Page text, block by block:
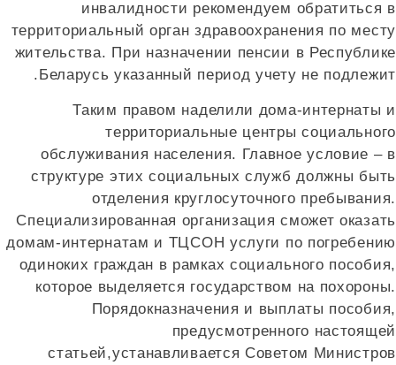
инвалидности рекомендуем обратиться
территориальный орган здравоохранения по
жительства. При назначении пенсии в
Беларусь указанный период учету не
Таким правом наделили дома-интернаты
территориальные центры
обслуживания населения. Главное условие –
структуре этих социальных служб должны
отделения круглосуточного
Специализированная организация сможет
домам-интернатам и ТЦСОН услуги по
одиноких граждан в рамках социального
которое выделяется государством на
Порядокназначения и выплаты
предусмотренного
статьей,устанавливается Советом